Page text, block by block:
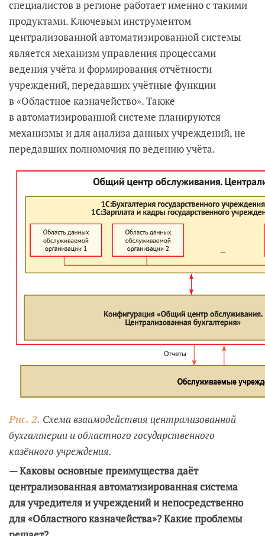
специалистов в регионе работает именно с такими
продуктами. Ключевым инструментом
централизованной автоматизированной системы
является механизм управления процессами
ведения учёта и формирования отчётности
учреждений, передавших учётные функции
в «Областное казначейство». Также
в автоматизированной системе планируются
механизмы и для анализа данных учреждений, не
передавших полномочия по ведению учёта.
Рис. 2. Схема взаимодействия централизованной
бухгалтерии и областного государственного
казённого учреждения.
— Каковы основные преимущества даёт
централизованная автоматизированная система
для учредителя и учреждений и непосредственно
для «Областного казначейства»? Какие проблемы